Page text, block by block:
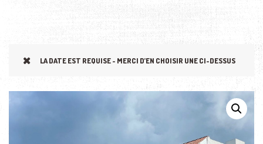
LA DATE EST REQUISE - MERCI D’EN CHOISIR UNE CI-DESSUS